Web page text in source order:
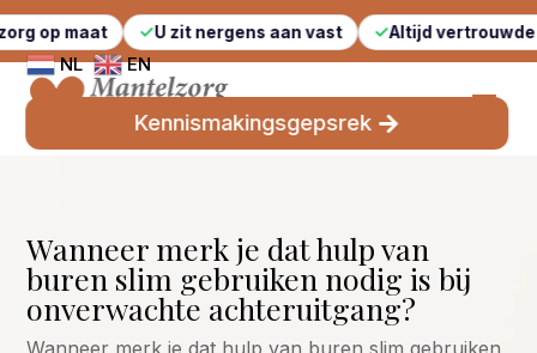
U zit nergens aan vast Altijd vertrouwde gezichten
NL EN
Kennismakingsgepsrek
Wanneer merk je dat hulp van
buren slim gebruiken nodig is bij
onverwachte achteruitgang?
Wanneer merk je dat hulp van buren slim gebruiken